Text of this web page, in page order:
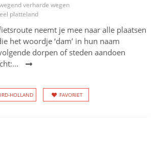
verharde wegen
platteland
neemt je mee naar alle plaatsen
het woordje ‘dam’ in hun naam
dorpen of steden aandoen
HOLLAND FAVORIET